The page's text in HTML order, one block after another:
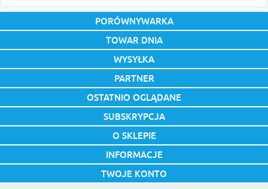
PORÓWNYWARKA
TOWAR DNIA
WYSYŁKA
PARTNER
OSTATNIO OGLĄDANE
SUBSKRYPCJA
O SKLEPIE
INFORMACJE
TWOJE KONTO